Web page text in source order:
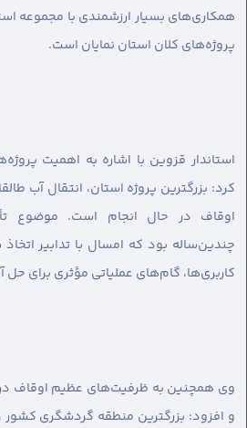
همکاری‌های بسیار ارزشمندی با مجموعه
پروژه‌های کلان استان نمایان است.
استاندار قزوین با اشاره به اهمیت
کرد: بزرگترین پروژه استان، انتقال آب
اوقاف در حال انجام است. موضوع
چندین‌ساله بود که امسال با تدابیر
کاربری‌ها، گام‌های عملیاتی مؤثری برای
وی همچنین به ظرفیت‌های عظیم اوقاف
و افزود: بزرگترین منطقه گردشگری